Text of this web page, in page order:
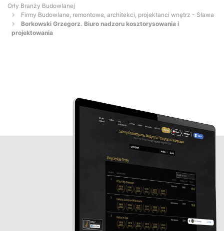
Orły Branży Budowlanej
Firmy Budowlane, remontowe, architekci, projektanci wnętrz - Sława
Borkowski Grzegorz. Biuro nadzoru kosztorysowania i
projektowania